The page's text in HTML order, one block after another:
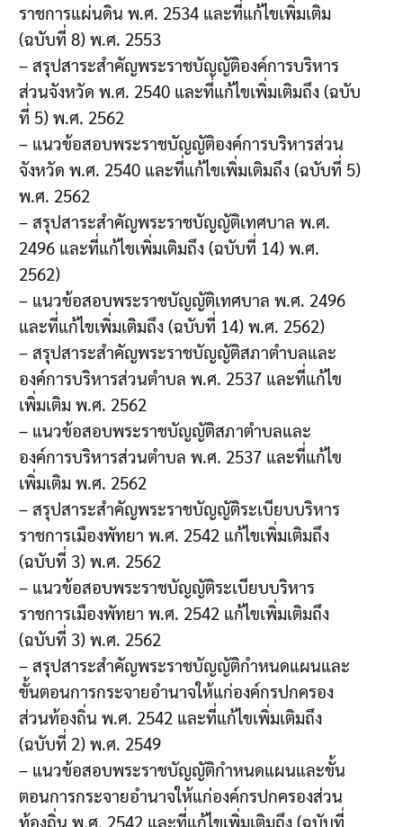
ราชการแผ่นดิน พ.ศ. 2534 และที่แก้ไขเพิ่มเติม
(ฉบับที่ 8) พ.ศ. 2553
– สรุปสาระสำคัญพระราชบัญญัติองค์การบริหาร
ส่วนจังหวัด พ.ศ. 2540 และที่แก้ไขเพิ่มเติมถึง (ฉบับ
ที่ 5) พ.ศ. 2562
– แนวข้อสอบพระราชบัญญัติองค์การบริหารส่วน
จังหวัด พ.ศ. 2540 และที่แก้ไขเพิ่มเติมถึง (ฉบับที่ 5)
พ.ศ. 2562
– สรุปสาระสำคัญพระราชบัญญัติเทศบาล พ.ศ.
2496 และที่แก้ไขเพิ่มเติมถึง (ฉบับที่ 14) พ.ศ.
2562)
– แนวข้อสอบพระราชบัญญัติเทศบาล พ.ศ. 2496
และที่แก้ไขเพิ่มเติมถึง (ฉบับที่ 14) พ.ศ. 2562)
– สรุปสาระสำคัญพระราชบัญญัติสภาตำบลและ
องค์การบริหารส่วนตำบล พ.ศ. 2537 และที่แก้ไข
เพิ่มเติม พ.ศ. 2562
– แนวข้อสอบพระราชบัญญัติสภาตำบลและ
องค์การบริหารส่วนตำบล พ.ศ. 2537 และที่แก้ไข
เพิ่มเติม พ.ศ. 2562
– สรุปสาระสำคัญพระราชบัญญัติระเบียบบริหาร
ราชการเมืองพัทยา พ.ศ. 2542 แก้ไขเพิ่มเติมถึง
(ฉบับที่ 3) พ.ศ. 2562
– แนวข้อสอบพระราชบัญญัติระเบียบบริหาร
ราชการเมืองพัทยา พ.ศ. 2542 แก้ไขเพิ่มเติมถึง
(ฉบับที่ 3) พ.ศ. 2562
– สรุปสาระสำคัญพระราชบัญญัติกำหนดแผนและ
ขั้นตอนการกระจายอำนาจให้แก่องค์กรปกครอง
ส่วนท้องถิ่น พ.ศ. 2542 และที่แก้ไขเพิ่มเติมถึง
(ฉบับที่ 2) พ.ศ. 2549
– แนวข้อสอบพระราชบัญญัติกำหนดแผนและขั้น
ตอนการกระจายอำนาจให้แก่องค์กรปกครองส่วน
ท้องถิ่น พ.ศ. 2542 และที่แก้ไขเพิ่มเติมถึง (ฉบับที่